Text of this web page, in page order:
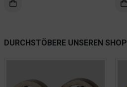
IN DEN WARENKORB
DURCHSTÖBERE UNSEREN SHOP